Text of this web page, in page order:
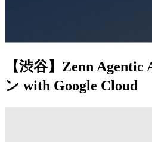
【渋谷】Zenn
ン with Google Cloud